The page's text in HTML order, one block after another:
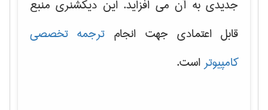
جدیدی به آن می افزاید. این دیکشنری منبع
قابل اعتمادی جهت انجام ترجمه تخصصی
کامپیوتراست.